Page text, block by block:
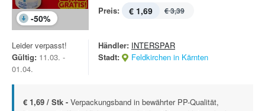
-50%
Preis: € 1,69 € 3,39
Leider verpasst!
Gültig: 11.03. -
01.04.
Händler: INTERSPAR
Stadt:
Feldkirchen in Kärnten
€ 1,69 / Stk - Verpackungsband in bewährter PP-Qualität,